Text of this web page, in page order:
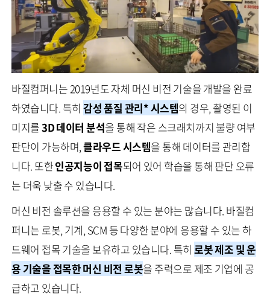
바질컴퍼니는 2019년도 자체 머신 비전 기술을 개발을 완료
하였습니다. 특히 감성 품질 관리* 시스템의 경우, 촬영된 이
미지를3D 데이터 분석을 통해 작은 스크래치까지 불량 여부
판단이 가능하며,클라우드 시스템을 통해 데이터를 관리합
니다. 또한인공지능이 접목되어 있어 학습을 통해 판단 오류
는 더욱 낮출 수 있습니다.
머신 비전 솔루션을 응용할 수 있는 분야는 많습니다. 바질컴
퍼니는 로봇, 기계, SCM 등 다양한 분야에 응용할 수 있는 하
드웨어 접목 기술을 보유하고 있습니다. 특히로봇 제조 및 운
용 기술을 접목한 머신 비전 로봇을 주력으로 제조 기업에 공
급하고 있습니다.